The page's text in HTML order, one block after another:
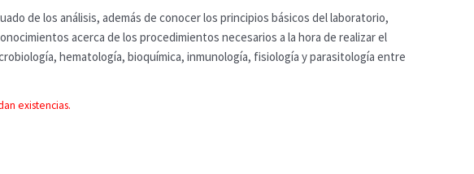
de los análisis, además de conocer los principios básicos del laboratorio,
acerca de los procedimientos necesarios a la hora de realizar el
hematología, bioquímica, inmunología, fisiología y parasitología entre
existencias.